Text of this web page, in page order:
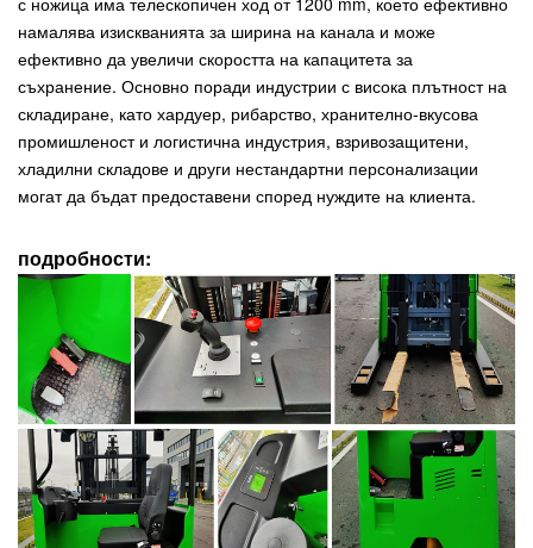
намалява изискванията за ширина на канала и може
ефективно да увеличи скоростта на капацитета за
съхранение. Основно поради индустрии с висока плътност на
складиране, като хардуер, рибарство, хранително-вкусова
промишленост и логистична индустрия, взривозащитени,
хладилни складове и други нестандартни персонализации
могат да бъдат предоставени според нуждите на клиента.
подробности: